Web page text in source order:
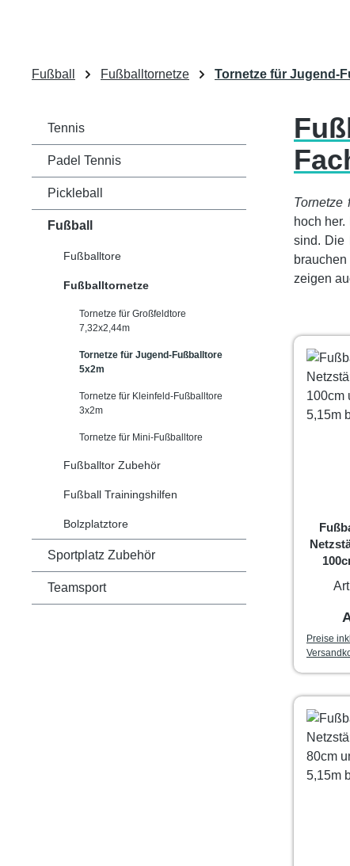
Fußball Fußballtornetze Tornetze für Jugend-
Tennis
Padel Tennis
Pickleball
Fußball
Fußballtore
Fußballtornetze
Tornetze für Großfeldtore
7,32x2,44m
Tornetze für Jugend-Fußballtore
5x2m
Tornetze für Kleinfeld-Fußballtore
3x2m
Tornetze für Mini-Fußballtore
Fußballtor Zubehör
Fußball Trainingshilfen
Bolzplatztore
Sportplatz Zubehör
Teamsport
Tornetze
hoch
sind. Die
zeigen
Preise